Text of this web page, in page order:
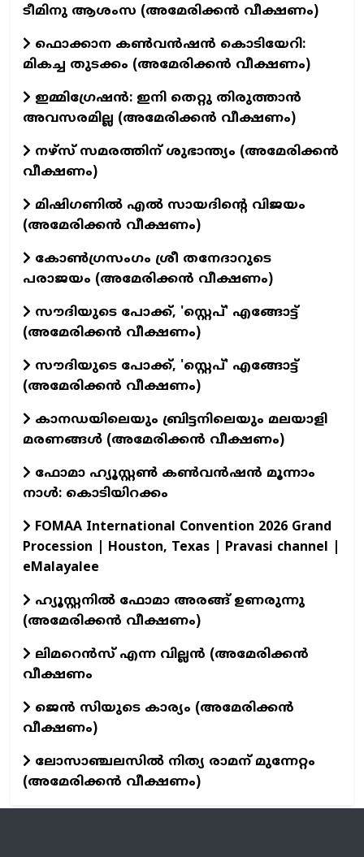
ടീമിനു ആശംസ (അമേരിക്കൻ വീക്ഷണം)
ഫൊക്കാന കൺവൻഷൻ കൊടിയേറി:
മികച്ച തുടക്കം (അമേരിക്കൻ വീക്ഷണം)
ഇമ്മിഗ്രേഷൻ: ഇനി തെറ്റു തിരുത്താൻ
അവസരമില്ല (അമേരിക്കൻ വീക്ഷണം)
നഴ്സ് സമരത്തിന് ശുഭാന്ത്യം (അമേരിക്കൻ
വീക്ഷണം)
മിഷിഗണിൽ എൽ സായദിന്റെ വിജയം
(അമേരിക്കൻ വീക്ഷണം)
കോൺഗ്രസംഗം ശ്രീ തനേദാറുടെ
പരാജയം (അമേരിക്കൻ വീക്ഷണം)
സൗദിയുടെ പോക്ക്, 'സ്റ്റെപ്' എങ്ങോട്ട്
(അമേരിക്കൻ വീക്ഷണം)
സൗദിയുടെ പോക്ക്, 'സ്റ്റെപ്' എങ്ങോട്ട്
(അമേരിക്കൻ വീക്ഷണം)
കാനഡയിലെയും ബ്രിട്ടനിലെയും മലയാളി
മരണങ്ങൾ (അമേരിക്കൻ വീക്ഷണം)
ഫോമാ ഹ്യൂസ്റ്റൺ കൺവൻഷൻ മൂന്നാം
നാൾ: കൊടിയിറക്കം
FOMAA International Convention 2026 Grand
Procession | Houston, Texas | Pravasi channel |
eMalayalee
ഹ്യൂസ്റ്റനിൽ ഫോമാ അരങ്ങ് ഉണരുന്നു
(അമേരിക്കൻ വീക്ഷണം)
ലിമറെൻസ് എന്ന വില്ലൻ (അമേരിക്കൻ
വീക്ഷണം
ജെൻ സിയുടെ കാര്യം (അമേരിക്കൻ
വീക്ഷണം)
ലോസാഞ്ചലസിൽ നിത്യ രാമന് മുന്നേറ്റം
(അമേരിക്കൻ വീക്ഷണം)